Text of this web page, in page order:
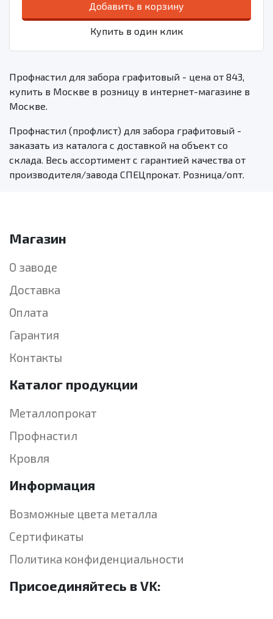
Добавить в корзину
Купить в один клик
Профнастил для забора графитовый - цена от 843,
купить в Москве в розницу в интернет-магазине в
Москве.
Профнастил (профлист) для забора графитовый -
заказать из каталога с доставкой на объект со
склада. Весь ассортимент с гарантией качества от
производителя/завода СПЕЦпрокат. Розница/опт.
Магазин
О заводе
Доставка
Оплата
Гарантия
Контакты
Каталог продукции
Металлопрокат
Профнастил
Кровля
Информация
Возможные цвета металла
Сертификаты
Политика конфиденциальности
Присоединяйтесь в VK: